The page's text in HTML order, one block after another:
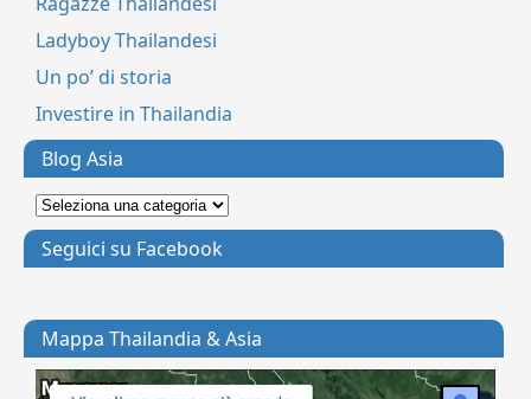
Ladyboy Thailandesi
Un po’ di storia
Investire in Thailandia
Blog Asia
Seguici su Facebook
Mappa Thailandia & Asia